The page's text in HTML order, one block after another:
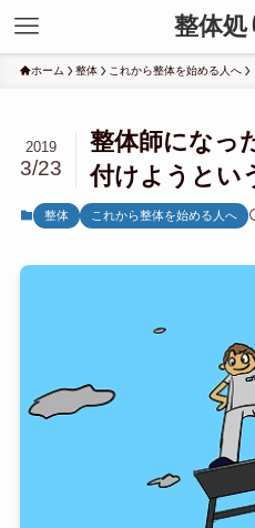
整体処
ホーム 整体 これから整体を始める人へ
整体師になっ
付けようとい
2019
3/23
整体 これから整体を始める人へ